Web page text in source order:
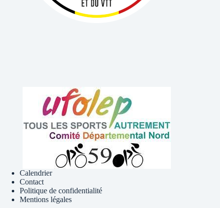
Calendrier
Contact
Politique de confidentialité
Mentions légales